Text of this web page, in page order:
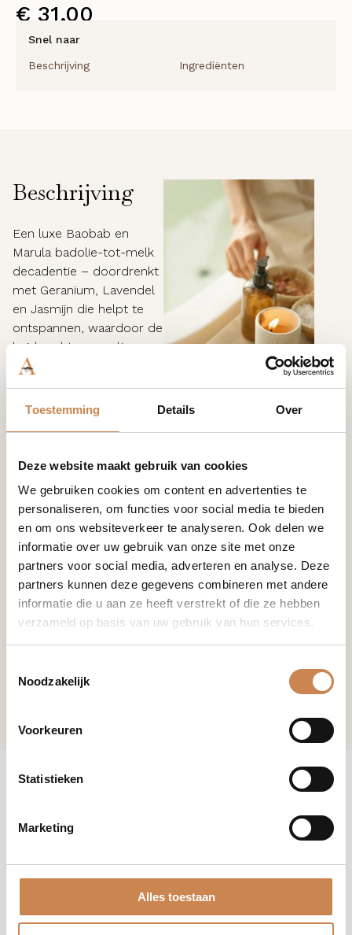
Toestemming Details Over
Deze website maakt gebruik van cookies
We gebruiken cookies om content en advertenties te
personaliseren, om functies voor social media te bieden
en om ons websiteverkeer te analyseren. Ook delen we
informatie over uw gebruik van onze site met onze
partners voor social media, adverteren en analyse. Deze
partners kunnen deze gegevens combineren met andere
informatie die u aan ze heeft verstrekt of die ze hebben
verzameld op basis van uw gebruik van hun services.
Noodzakelijk
Voorkeuren
Statistieken
Marketing
Alles toestaan
€ 31,00
Snel naar
Beschrijving Ingrediënten
Beschrijving
Een luxe Baobab en
Marula badolie-tot-melk
decadentie – doordrenkt
met Geranium, Lavendel
en Jasmijn die helpt te
ontspannen, waardoor de
huid zacht aanvoelt.
Speciaal geschikt voor:
Gestreste personen die
moeite hebben om te
Verzacht en kalmeert de